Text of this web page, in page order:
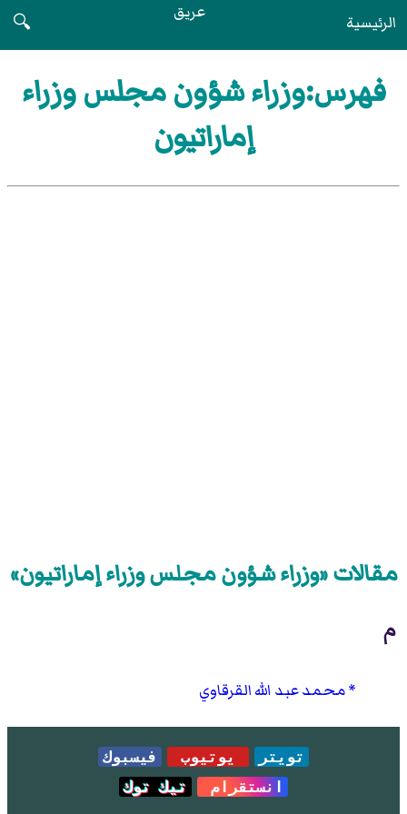
الرئيسية عريق
🔍
فهرس:وزراء شؤون مجلس وزراء
إماراتيون
مقالات «وزراء شؤون مجلس وزراء إماراتيون»
م
محمد عبد الله القرقاوي
تويتر يوتيوب
فيسبوك
انستقرام
تيك توك